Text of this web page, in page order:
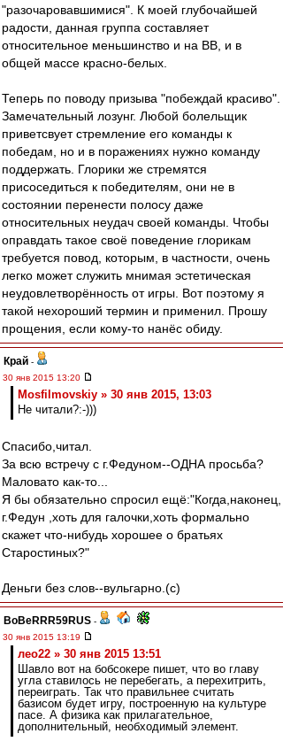
"разочаровавшимися". К моей глубочайшей
радости, данная группа составляет
относительное меньшинство и на ВВ, и в
общей массе красно-белых.
Теперь по поводу призыва "побеждай красиво".
Замечательный лозунг. Любой болельщик
приветсвует стремление его команды к
победам, но и в поражениях нужно команду
поддержать. Глорики же стремятся
присоседиться к победителям, они не в
состоянии перенести полосу даже
относительных неудач своей команды. Чтобы
оправдать такое своё поведение глорикам
требуется повод, которым, в частности, очень
легко может служить мнимая эстетическая
неудовлетворённость от игры. Вот поэтому я
такой нехороший термин и применил. Прошу
прощения, если кому-то нанёс обиду.
Край -
30 янв 2015 13:20
Mosfilmovskiy » 30 янв 2015, 13:03
Не читали?:-)))
Спасибо,читал.
За всю встречу с г.Федуном--ОДНА просьба?
Маловато как-то...
Я бы обязательно спросил ещё:"Когда,наконец,
г.Федун ,хоть для галочки,хоть формально
скажет что-нибудь хорошее о братьях
Старостиных?"
Деньги без слов--вульгарно.(с)
BoBeRRR59RUS -
30 янв 2015 13:19
лео22 » 30 янв 2015 13:51
Шавло вот на бобсокере пишет, что во главу
угла ставилось не перебегать, а перехитрить,
переиграть. Так что правильнее считать
базисом будет игру, построенную на культуре
пасе. А физика как прилагательное,
дополнительный, необходимый элемент.